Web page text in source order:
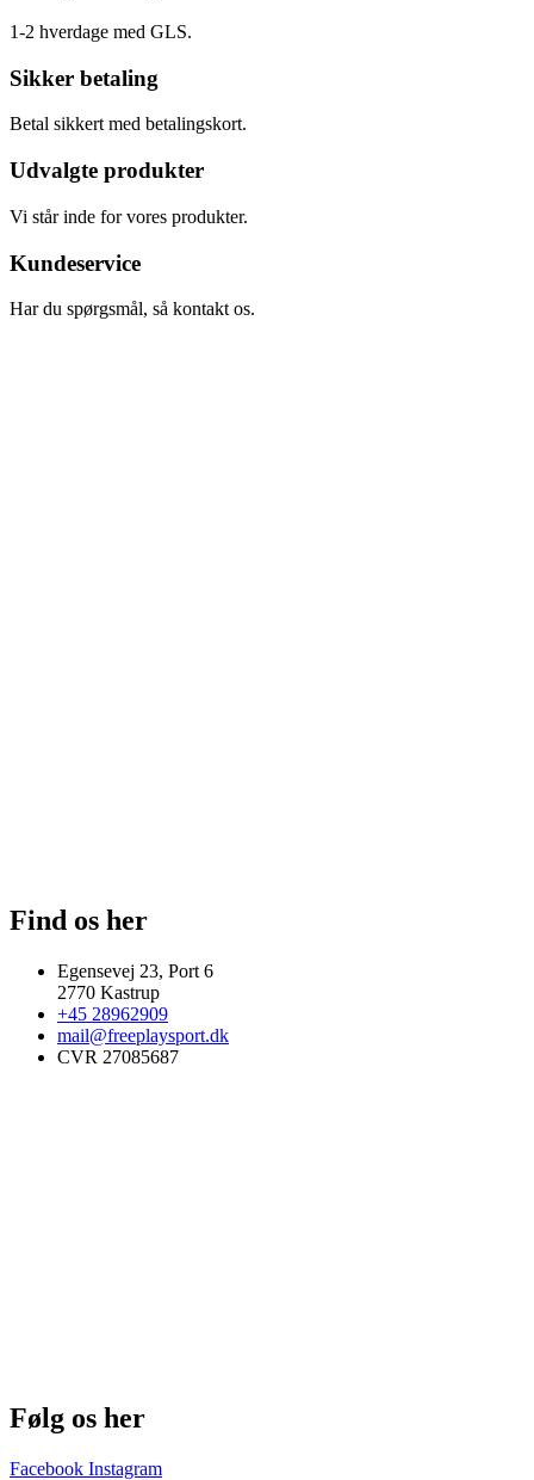
1-2 hverdage med GLS.
Sikker betaling
Betal sikkert med betalingskort.
Udvalgte produkter
Vi står inde for vores produkter.
Kundeservice
Har du spørgsmål, så kontakt os.
Find os her
Egensevej 23, Port 6
2770 Kastrup
+45 28962909
mail@freeplaysport.dk
CVR 27085687
Følg os her
Facebook Instagram